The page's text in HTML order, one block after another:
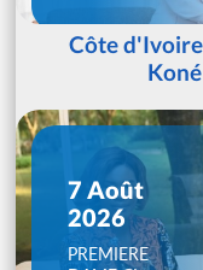
Côte
7 Août
2026
PREMIERE